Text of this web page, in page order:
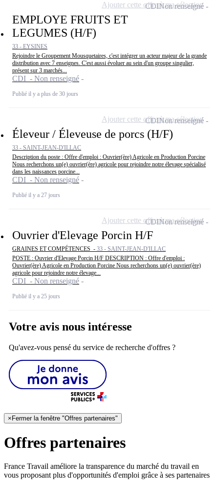
EMPLOYE FRUITS ET
LEGUMES (H/F)
33 - EYSINES
Rejoindre le Groupement Mousquetaires, c'est intégrer un acteur majeur de la grande
distribution avec 7 enseignes. C'est aussi évoluer au sein d'un groupe singulier,
présent sur 3 marchés...
CDI - Non renseigné
Publié il y a plus de 30 jours
CDINon renseigné
Ajouter cette offre à ma sélection
Éleveur / Éleveuse de porcs (H/F)
33 - SAINT-JEAN-D'ILLAC
Description du poste : Offre d'emploi : Ouvrier(ère) Agricole en Production Porcine
Nous recherchons un(e) ouvrier(ère) agricole pour rejoindre notre élevage spécialisé
dans les naissances porcine...
CDI - Non renseigné
Publié il y a 27 jours
CDINon renseigné
Ajouter cette offre à ma sélection
Ouvrier d'Elevage Porcin H/F
GRAINES ET COMPÉTENCES - 33 - SAINT-JEAN-D'ILLAC
POSTE : Ouvrier d'Elevage Porcin H/F DESCRIPTION : Offre d'emploi :
Ouvrier(ère) Agricole en Production Porcine Nous recherchons un(e) ouvrier(ère)
agricole pour rejoindre notre élevage...
CDI - Non renseigné
Publié il y a 25 jours
CDINon renseigné
Ajouter cette offre à ma sélection
Votre avis nous intéresse
Qu'avez-vous pensé du service de recherche d'offres ?
×Fermer la fenêtre "Offres partenaires"
Offres partenaires
France Travail améliore la transparence du marché du travail en
vous proposant plus d'opportunités d'emploi grâce à ses partenaires